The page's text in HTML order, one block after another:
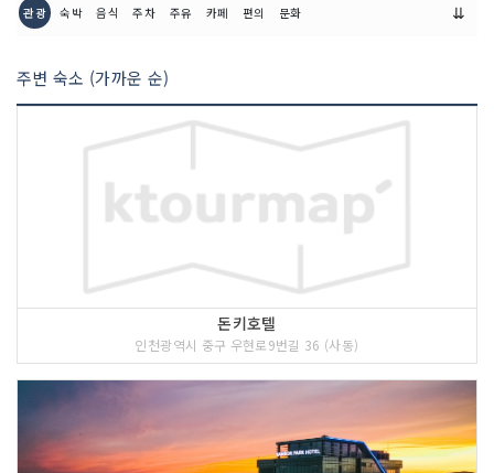
관광 숙박 음식 주차 주유 카페 편의 문화 ⇊
주변 숙소 (가까운 순)
돈키호텔
인천광역시 중구 우현로9번길 36 (사동)